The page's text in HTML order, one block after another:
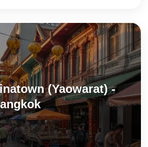
(Yaowarat) -